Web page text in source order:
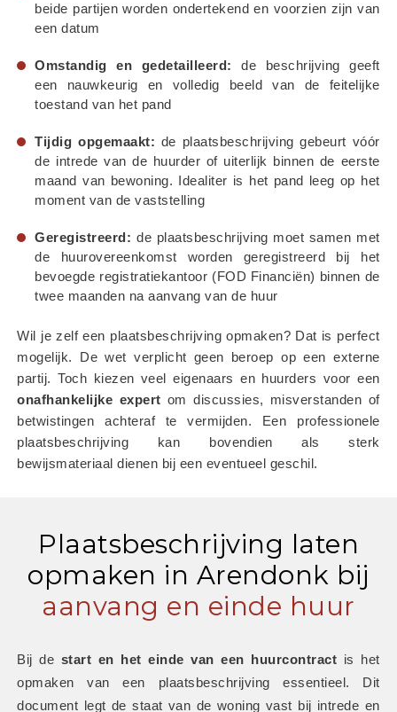
beide partijen worden ondertekend en voorzien zijn van
een datum
Omstandig en gedetailleerd:
de beschrijving geeft
een nauwkeurig en volledig beeld van de feitelijke
toestand van het pand
Tijdig opgemaakt: de plaatsbeschrijving gebeurt vóór
de intrede van de huurder of uiterlijk binnen de eerste
maand van bewoning. Idealiter is het pand leeg op het
moment van de vaststelling
Geregistreerd: de plaatsbeschrijving moet samen met
de huurovereenkomst worden geregistreerd bij het
bevoegde registratiekantoor (FOD Financiën) binnen de
twee maanden na aanvang van de huur
Wil je zelf een plaatsbeschrijving opmaken? Dat is perfect
mogelijk. De wet verplicht geen beroep op een externe
onafhankelijke expert om discussies, misverstanden of
betwistingen achteraf te vermijden. Een professionele
plaatsbeschrijving kan bovendien als sterk
bewijsmateriaal dienen bij een eventueel geschil.
Plaatsbeschrijving laten
opmaken in Arendonk bij
aanvang en einde huur
Bij de start en het einde van een huurcontract is het
opmaken van een plaatsbeschrijving essentieel. Dit
document legt de staat van de woning vast bij intrede en